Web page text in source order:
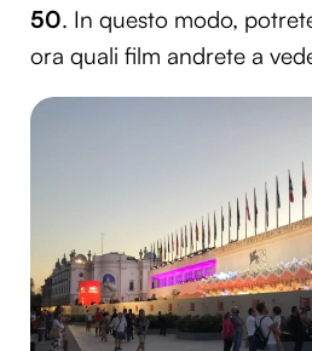
50. In questo modo,
ora quali film andrete a